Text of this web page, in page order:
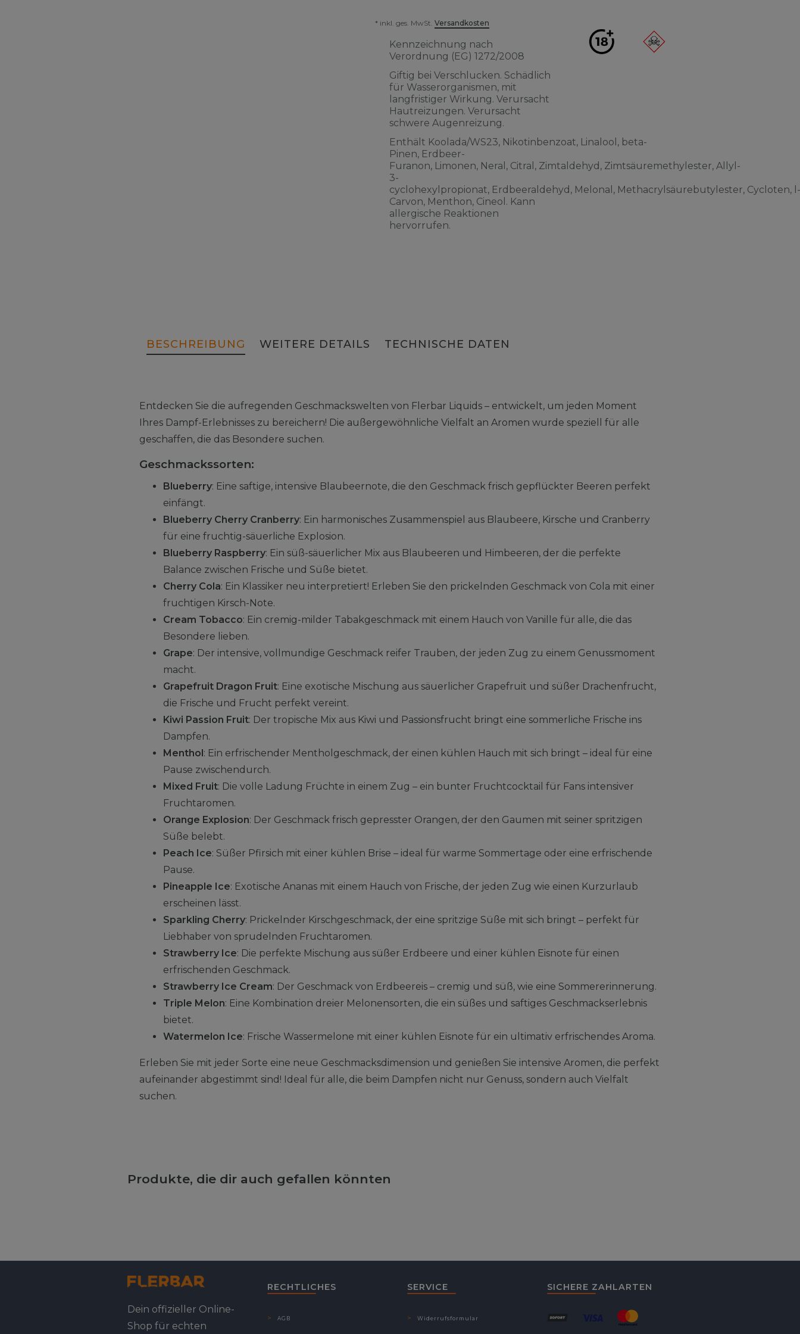
* inkl. ges. MwSt. Versandkosten
Kennzeichnung nach
Verordnung (EG) 1272/2008
Giftig bei Verschlucken. Schädlich
für Wasserorganismen, mit
langfristiger Wirkung. Verursacht
Hautreizungen. Verursacht
schwere Augenreizung.
Enthält Koolada/WS23, Nikotinbenzoat, Linalool, beta-
Pinen, Erdbeer-
Furanon, Limonen, Neral, Citral, Zimtaldehyd, Zimtsäuremethylester, Allyl-
3-
cyclohexylpropionat, Erdbeeraldehyd, Melonal, Methacrylsäurebutylester, Cycloten, l-
Carvon, Menthon, Cineol. Kann
allergische Reaktionen
hervorrufen.
BESCHREIBUNG WEITERE DETAILS TECHNISCHE DATEN
Entdecken Sie die aufregenden Geschmackswelten von Flerbar Liquids – entwickelt, um jeden Moment
Ihres Dampf-Erlebnisses zu bereichern! Die außergewöhnliche Vielfalt an Aromen wurde speziell für alle
geschaffen, die das Besondere suchen.
Geschmackssorten:
Blueberry: Eine saftige, intensive Blaubeernote, die den Geschmack frisch gepflückter Beeren perfekt
einfängt.
Blueberry Cherry Cranberry: Ein harmonisches Zusammenspiel aus Blaubeere, Kirsche und Cranberry
für eine fruchtig-säuerliche Explosion.
Blueberry Raspberry: Ein süß-säuerlicher Mix aus Blaubeeren und Himbeeren, der die perfekte
Balance zwischen Frische und Süße bietet.
Cherry Cola: Ein Klassiker neu interpretiert! Erleben Sie den prickelnden Geschmack von Cola mit einer
fruchtigen Kirsch-Note.
Cream Tobacco: Ein cremig-milder Tabakgeschmack mit einem Hauch von Vanille für alle, die das
Besondere lieben.
Grape: Der intensive, vollmundige Geschmack reifer Trauben, der jeden Zug zu einem Genussmoment
macht.
Grapefruit Dragon Fruit: Eine exotische Mischung aus säuerlicher Grapefruit und süßer Drachenfrucht,
die Frische und Frucht perfekt vereint.
Kiwi Passion Fruit: Der tropische Mix aus Kiwi und Passionsfrucht bringt eine sommerliche Frische ins
Dampfen.
Menthol: Ein erfrischender Mentholgeschmack, der einen kühlen Hauch mit sich bringt – ideal für eine
Pause zwischendurch.
Mixed Fruit: Die volle Ladung Früchte in einem Zug – ein bunter Fruchtcocktail für Fans intensiver
Fruchtaromen.
Orange Explosion: Der Geschmack frisch gepresster Orangen, der den Gaumen mit seiner spritzigen
Süße belebt.
Peach Ice: Süßer Pfirsich mit einer kühlen Brise – ideal für warme Sommertage oder eine erfrischende
Pause.
Pineapple Ice: Exotische Ananas mit einem Hauch von Frische, der jeden Zug wie einen Kurzurlaub
erscheinen lässt.
Sparkling Cherry: Prickelnder Kirschgeschmack, der eine spritzige Süße mit sich bringt – perfekt für
Liebhaber von sprudelnden Fruchtaromen.
Strawberry Ice: Die perfekte Mischung aus süßer Erdbeere und einer kühlen Eisnote für einen
erfrischenden Geschmack.
Strawberry Ice Cream: Der Geschmack von Erdbeereis – cremig und süß, wie eine Sommererinnerung.
Triple Melon: Eine Kombination dreier Melonensorten, die ein süßes und saftiges Geschmackserlebnis
bietet.
Watermelon Ice: Frische Wassermelone mit einer kühlen Eisnote für ein ultimativ erfrischendes Aroma.
Erleben Sie mit jeder Sorte eine neue Geschmacksdimension und genießen Sie intensive Aromen, die perfekt
aufeinander abgestimmt sind! Ideal für alle, die beim Dampfen nicht nur Genuss, sondern auch Vielfalt
suchen.
Produkte, die dir auch gefallen könnten
Dein offizieller Online-
Shop für echten
RECHTLICHES
AGB
SERVICE
Widerrufsformular
SICHERE ZAHLARTEN